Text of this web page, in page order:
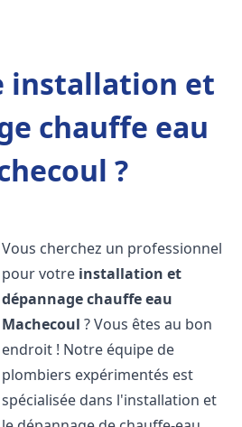
installation et
chauffe eau
?
Vous cherchez un professionnel
pour votre installation et
dépannage chauffe eau
Machecoul ? Vous êtes au bon
endroit ! Notre équipe de
plombiers expérimentés est
spécialisée dans l'installation et